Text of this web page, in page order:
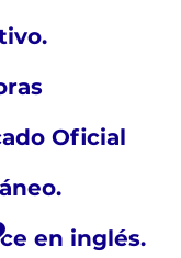
Oficial
en inglés.